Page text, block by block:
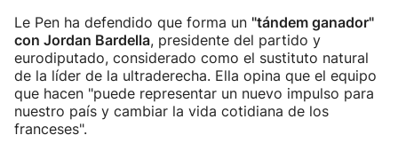
Le Pen ha defendido que forma un "tándem ganador"
con Jordan Bardella, presidente del partido y
eurodiputado, considerado como el sustituto natural
de la líder de la ultraderecha. Ella opina que el equipo
que hacen "puede representar un nuevo impulso para
nuestro país y cambiar la vida cotidiana de los
franceses".